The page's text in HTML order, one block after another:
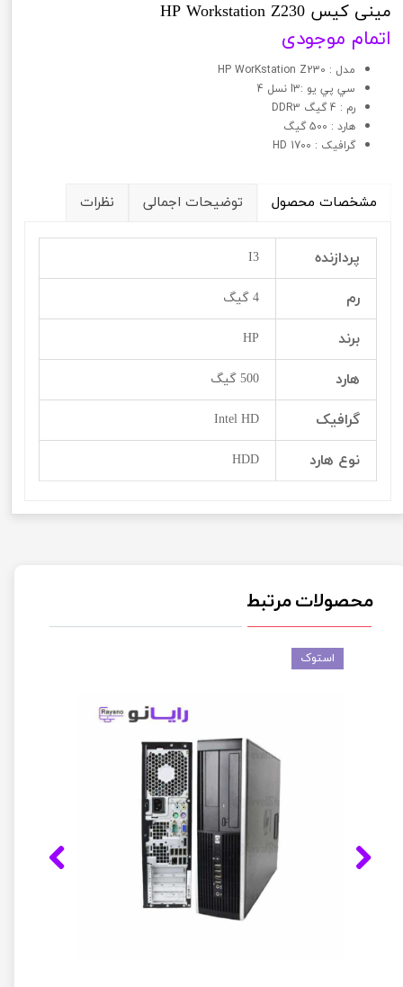
مینی کیس HP Workstation Z230
اتمام موجودی
مدل : HP WorKstation Z230
سي پي يو :I3 نسل 4
رم : 4 گیگ DDR3
هارد : 500 گیگ
گرافيک : 1700 HD
مشخصات محصول توضیحات اجمالی نظرات
پردازنده I3
رم 4 گیگ
برند HP
هارد 500 گیگ
گرافيک Intel HD
نوع هارد HDD
محصولات مرتبط
استوک